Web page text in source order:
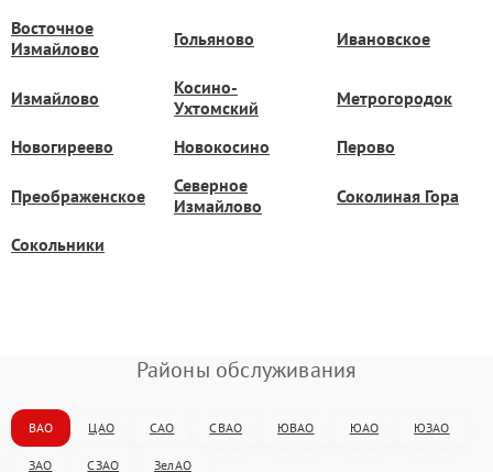
Восточное
Измайлово
Гольяново Ивановское
Измайлово
Косино-
Ухтомский
Метрогородок
Новогиреево Новокосино Перово
Преображенское
Северное
Измайлово
Соколиная Гора
Сокольники
Районы обслуживания
ВАО ЦАО САО СВАО ЮВАО ЮАО ЮЗАО
ЗАО СЗАО ЗелАО